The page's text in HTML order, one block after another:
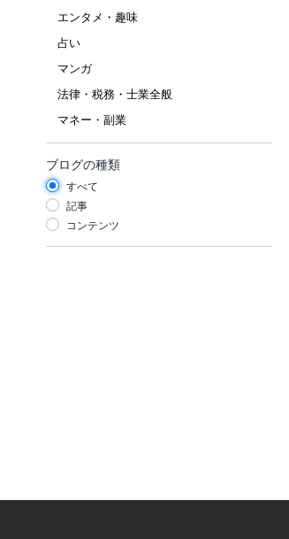
エンタメ・趣味
占い
マンガ
法律・税務・士業全般
マネー・副業
ブログの種類
すべて
記事
コンテンツ